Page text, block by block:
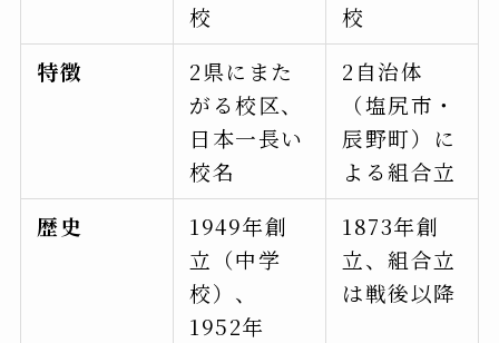
校
校
特徴
2県にまた
がる校区、
日本一長い
校名
2自治体
（塩尻市・
辰野町）に
よる組合立
歴史
1949年創
立（中学
校）、
1952年
1873年創
立、組合立
は戦後以降